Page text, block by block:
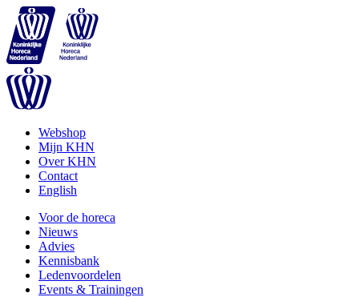
Webshop
Mijn KHN
Over KHN
Contact
English
Voor de horeca
Nieuws
Advies
Kennisbank
Ledenvoordelen
Events & Trainingen